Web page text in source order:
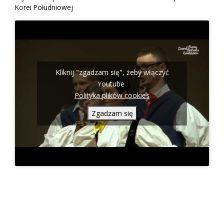
Korei Południowej
Kliknij "zgadzam się", żeby włączyć
Youtube
Polityka plików cookies
Zgadzam się